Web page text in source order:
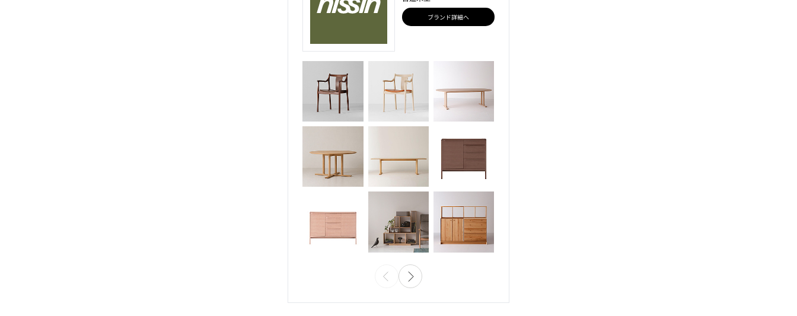
ブランド詳細へ